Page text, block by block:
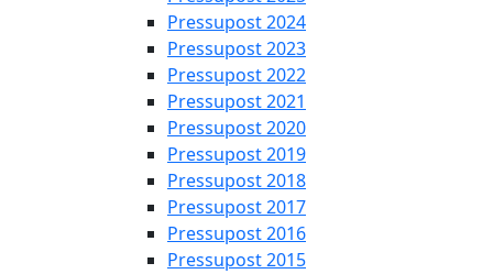
Pressupost 2024
Pressupost 2023
Pressupost 2022
Pressupost 2021
Pressupost 2020
Pressupost 2019
Pressupost 2018
Pressupost 2017
Pressupost 2016
Pressupost 2015